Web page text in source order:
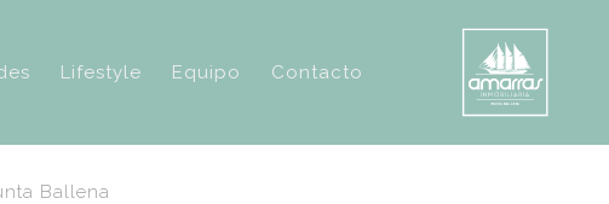
Lifestyle Equipo Contacto
Ballena